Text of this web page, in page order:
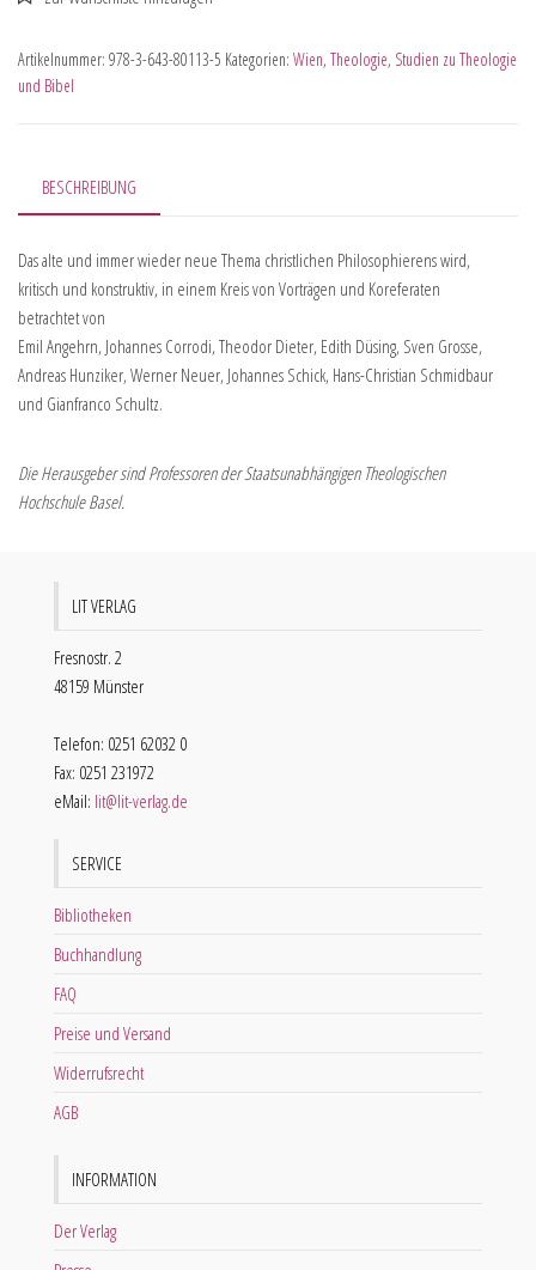
Artikelnummer: 978-3-643-80113-5 Kategorien: Wien, Theologie, Studien zu Theologie
und Bibel
BESCHREIBUNG
Das alte und immer wieder neue Thema christlichen Philosophierens wird,
kritisch und konstruktiv, in einem Kreis von Vorträgen und Koreferaten
betrachtet von
Emil Angehrn, Johannes Corrodi, Theodor Dieter, Edith Düsing, Sven Grosse,
Andreas Hunziker, Werner Neuer, Johannes Schick, Hans-Christian Schmidbaur
und Gianfranco Schultz.
Die Herausgeber sind Professoren der Staatsunabhängigen Theologischen
Hochschule Basel.
LIT VERLAG
Fresnostr. 2
48159 Münster
Telefon: 0251 62032 0
Fax: 0251 231972
eMail: lit@lit-verlag.de
SERVICE
Bibliotheken
Buchhandlung
FAQ
Preise und Versand
Widerrufsrecht
AGB
INFORMATION
Der Verlag